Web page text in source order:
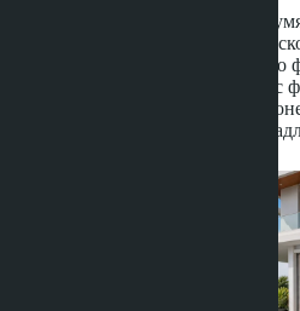
Номинальная схема работает
передаёт деньги
оформляет землю на своё имя, но
её. Второй: создаётся компания
требования о 51% тайских
инвестиции и управление